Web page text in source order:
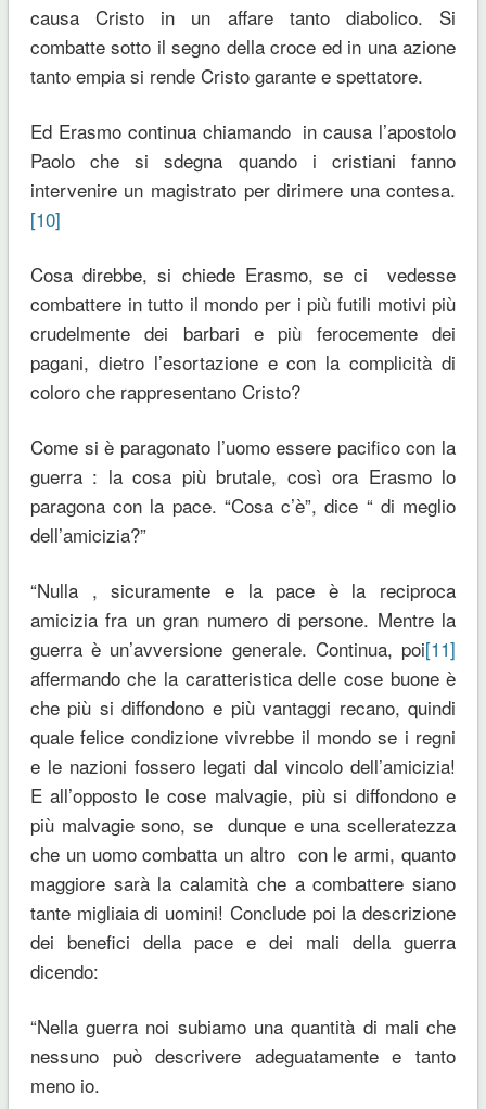
causa Cristo in un affare tanto diabolico. Si
combatte sotto il segno della croce ed in una azione
tanto empia si rende Cristo garante e spettatore.
Ed Erasmo continua chiamando in causa l’apostolo
Paolo che si sdegna quando i cristiani fanno
intervenire un magistrato per dirimere una contesa.
[10]
Cosa direbbe, si chiede Erasmo, se ci vedesse
combattere in tutto il mondo per i più futili motivi più
crudelmente dei barbari e più ferocemente dei
pagani, dietro l’esortazione e con la complicità di
coloro che rappresentano Cristo?
Come si è paragonato l’uomo essere pacifico con la
guerra : la cosa più brutale, così ora Erasmo lo
paragona con la pace. “Cosa c’è”, dice “ di meglio
dell’amicizia?”
“Nulla , sicuramente e la pace è la reciproca
amicizia fra un gran numero di persone. Mentre la
guerra è un’avversione generale. Continua, poi[11]
affermando che la caratteristica delle cose buone è
che più si diffondono e più vantaggi recano, quindi
quale felice condizione vivrebbe il mondo se i regni
e le nazioni fossero legati dal vincolo dell’amicizia!
E all’opposto le cose malvagie, più si diffondono e
più malvagie sono, se dunque e una scelleratezza
che un uomo combatta un altro con le armi, quanto
maggiore sarà la calamità che a combattere siano
tante migliaia di uomini! Conclude poi la descrizione
dei benefici della pace e dei mali della guerra
dicendo:
“Nella guerra noi subiamo una quantità di mali che
nessuno può descrivere adeguatamente e tanto
meno io.